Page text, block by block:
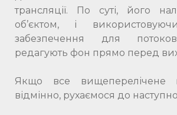
трансляції. По суті, його
об’єктом, і
забезпечення для
редагують фон прямо перед
Якщо все вищеперелічене
відмінно, рухаємося до